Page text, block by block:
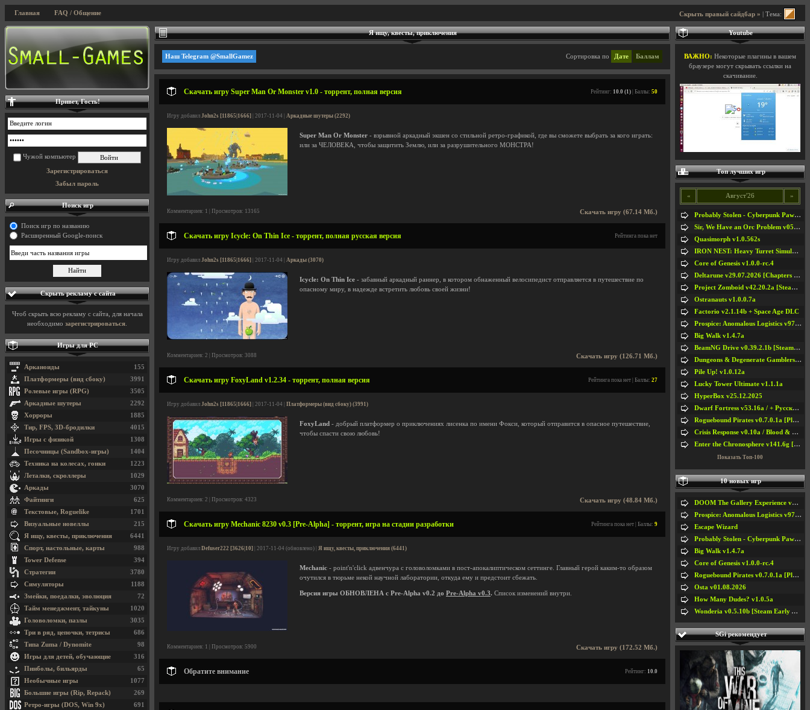
Скрыть правый сайдбар » | Тема:
Главная FAQ / Общение
Я ищу, квесты, приключения
Сортировка по Дате Баллам
Наш Telegram @SmallGamez
Скачать игру Super Man Or Monster v1.0 - торрент, полная версия Рейтинг: 10.0 (1) | Баллы: 50
Игру добавил John2s [11865|1666] | 2017-11-04 | Аркадные шутеры (2292)
Super Man Or Monster - взрывной аркадный экшен со стильной ретро-графикой, где вы сможете выбрать за кого играть:
или за ЧЕЛОВЕКА, чтобы защитить Землю, или за разрушительного МОНСТРА!
Скачать игру (67.14 Мб.)
Комментариев: 1 | Просмотров: 13165
Скачать игру Icycle: On Thin Ice - торрент, полная русская версия Рейтинга пока нет
Игру добавил John2s [11865|1666] | 2017-11-04 | Аркады (3070)
Icycle: On Thin Ice - забавный аркадный раннер, в котором обнаженный велосипедист отправляется в путешествие по
опасному миру, в надежде встретить любовь своей жизни!
Скачать игру (126.71 Мб.)
Комментариев: 2 | Просмотров: 3088
Скачать игру FoxyLand v1.2.34 - торрент, полная версия Рейтинга пока нет | Баллы: 27
Игру добавил John2s [11865|1666] | 2017-11-04 | Платформеры (вид сбоку) (3991)
FoxyLand - добрый платформер о приключениях лисенка по имени Фокси, который отправится в опасное путешествие,
чтобы спасти свою любовь!
Скачать игру (48.84 Мб.)
Комментариев: 2 | Просмотров: 4323
Скачать игру Mechanic 8230 v0.3 [Pre-Alpha] - торрент, игра на стадии разработки Рейтинга пока нет | Баллы: 9
Игру добавил Defuser222 [3626|10] | 2017-11-04 (обновлено) | Я ищу, квесты, приключения (6441)
Mechanic - point'n'click адвенчура с головоломками в пост-апокалиптическом сеттинге. Главный герой каким-то образом
очутился в тюрьме некой научной лаборатории, откуда ему и предстоит сбежать.
Версия игры ОБНОВЛЕНА с Pre-Alpha v0.2 до Pre-Alpha v0.3. Список изменений внутри.
Скачать игру (172.52 Мб.)
Комментариев: 1 | Просмотров: 5900
Обратите внимание Рейтинг: 10.0
Привет, Гость!
Чужой компьютер
Зарегистрироваться
Забыл пароль
Поиск игр
Поиск игр по названию
Расширенный Google-поиск
Скрыть рекламу с сайта
Чтоб скрыть всю рекламу с сайта, для начала
необходимо зарегистрироваться
Игры для PC
155
Арканоиды
3991
Платформеры (вид сбоку)
3505
Ролевые игры (RPG)
2292
Аркадные шутеры
1885
Хорроры
4015
Тир, FPS, 3D-бродилки
1308
Игры с физикой
1404
Песочницы (Sandbox-игры)
1223
Техника на колесах, гонки
1029
Леталки, скроллеры
3070
Аркады
625
Файтинги
1701
Текстовые, Roguelike
215
Визуальные новеллы
6441
Я ищу, квесты, приключения
988
Спорт, настольные, карты
394
Tower Defense
3780
Стратегии
1188
Симуляторы
72
Змейки, поедалки, эволюция
1020
Тайм менеджмент, тайкуны
3035
Головоломки, пазлы
686
Три в ряд, цепочки, тетрисы
98
Типа Zuma / Dynomite
316
Игры для детей, обучающие
65
Пинболы, бильярды
1077
Необычные игры
269
Большие игры (Rip, Repack)
691
Ретро-игры (DOS, Win 9x)
Youtube
ВАЖНО: Некоторые плагины в вашем
браузере могут скрывать ссылки на
скачивание.
Топ лучших игр
« Август'26 »
Probably Stolen - Cyberpunk Pawnshop Simulator v048c [Playtest]
Sir, We Have an Orc Problem v05.08.2026
Quasimorph v1.0.562s
IRON NEST: Heavy Turret Simulator v1.0a
Core of Genesis v1.0.0-rc.4
Deltarune v29.07.2026 [Chapters 1-5] / + RUS [Chapters 1-5]
Project Zomboid v42.20.2a [Steam Early Access]
Ostranauts v1.0.0.7a
Factorio v2.1.14b + Space Age DLC
Prospice: Anomalous Logistics v97 [Playtest]
Big Walk v1.4.7a
BeamNG Drive v0.39.2.1b [Steam Early Access]
Dungeons & Degenerate Gamblers v2.0.2a
Pile Up! v1.0.12a
Lucky Tower Ultimate v1.1.1a
HyperBox v25.12.2025
Dwarf Fortress v53.16a / + Русская Версия v50.12a
Roguebound Pirates v0.7.0.1a [Playtest]
Crisis Response v0.10a / Blood & Bullet
Enter the Chronosphere v141.6g [Steam Early Access]
Показать Топ-100
10 новых игр
DOOM The Gallery Experience v1.4.2
Prospice: Anomalous Logistics v97 [Playtest]
Escape Wizard
Probably Stolen - Cyberpunk Pawnshop Simulator v048c [Playtest]
Big Walk v1.4.7a
Core of Genesis v1.0.0-rc.4
Roguebound Pirates v0.7.0.1a [Playtest]
Osta v01.08.2026
How Many Dudes? v1.0.5a
Wonderia v0.5.10b [Steam Early Access]
SGi рекомендует